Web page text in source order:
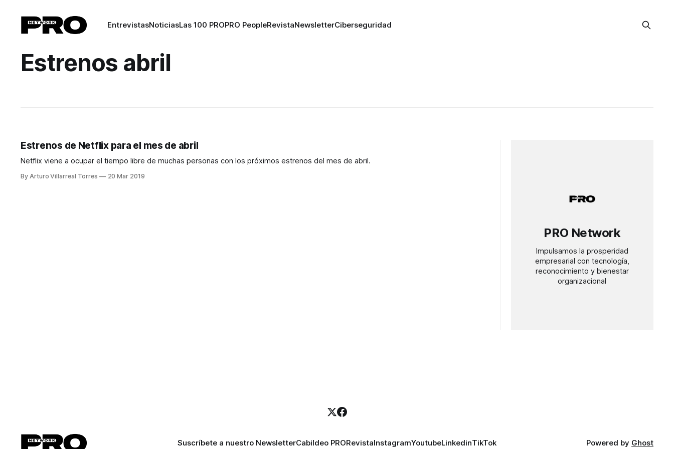
EntrevistasNoticiasLas 100 PROPRO PeopleRevistaNewsletterCiberseguridad
Estrenos abril
Estrenos de Netflix para el mes de abril
Netflix viene a ocupar el tiempo libre de muchas personas con los próximos estrenos del mes de abril.
By Arturo Villarreal Torres 20 Mar 2019
PRO Network
Impulsamos la prosperidad
empresarial con tecnología,
reconocimiento y bienestar
organizacional
Suscríbete a nuestro NewsletterCabildeo PRORevistaInstagramYoutubeLinkedinTikTok Powered by Ghost